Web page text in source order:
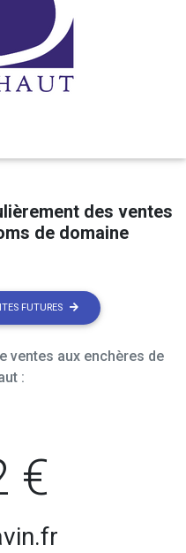
des ventes
de domaine
FUTURES
ventes aux enchères de
:
€